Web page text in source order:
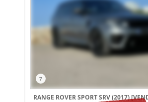
7
RANGE ROVER SPORT SRV (2017)